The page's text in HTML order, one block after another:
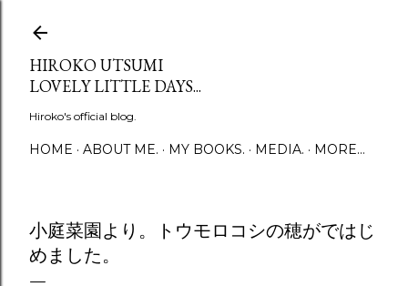
HIROKO UTSUMI
LOVELY LITTLE DAYS...
Hiroko's official blog.
HOME ABOUT ME. MY BOOKS. MEDIA. MORE…
小庭菜園より。トウモロコシの穂がではじ
めました。